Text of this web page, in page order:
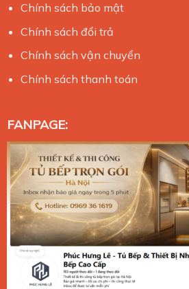
Chính sách bảo mật
Chính sách đổi trả
Chính sách vận chuyển
Chính sách thanh toán
FANPAGE: